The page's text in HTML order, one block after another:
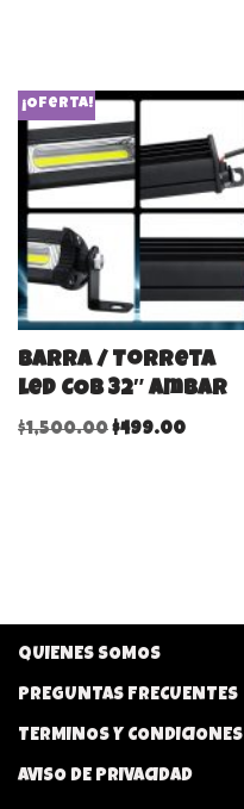
¡Oferta!
Barra / Torreta
led COB 32″ ambar
$1,500.00 $499.00
QUIENES SOMOS
PREGUNTAS FRECUENTES
TERMINOS Y CONDICIONES
AVISO DE PRIVACIDAD